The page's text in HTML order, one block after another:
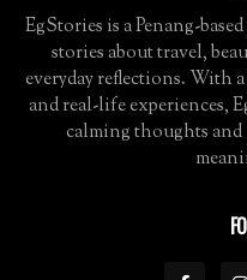
EgStories is a Penang-
stories about travel,
everyday reflections. With
and real-life experiences,
calming thoughts